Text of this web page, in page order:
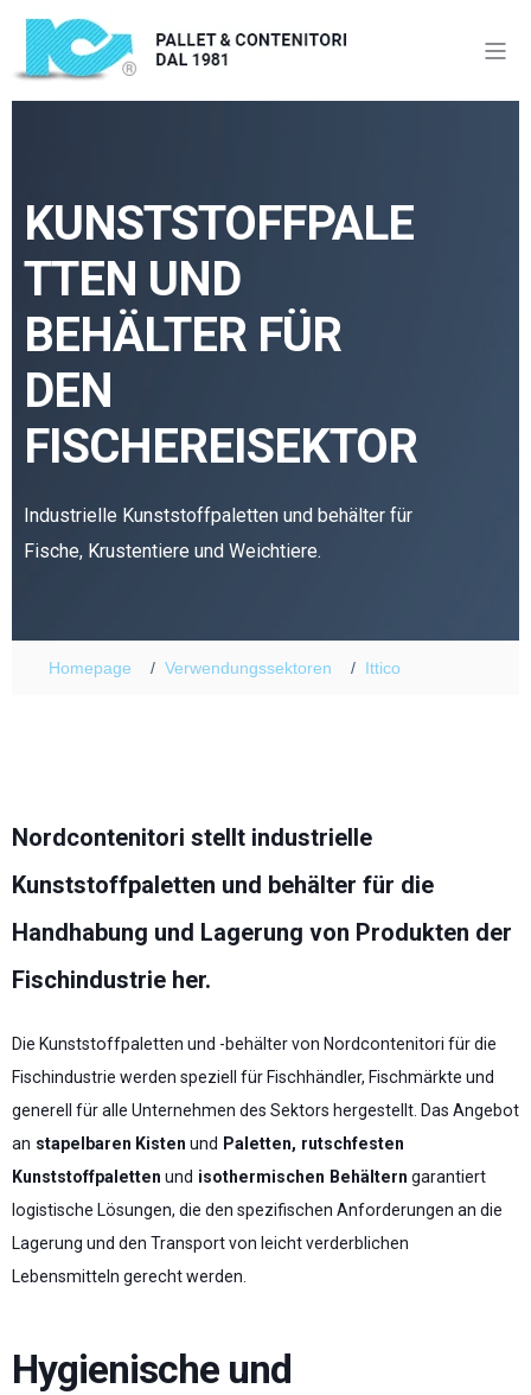
KUNSTSTOFFPALE
TTEN UND
BEHÄLTER FÜR
DEN
FISCHEREISEKTOR
Industrielle Kunststoffpaletten und behälter für
Fische, Krustentiere und Weichtiere.
Homepage Verwendungssektoren Ittico
Nordcontenitori stellt industrielle
Kunststoffpaletten und behälter für die
Handhabung und Lagerung von Produkten der
Fischindustrie her.
Die Kunststoffpaletten und -behälter von Nordcontenitori für die
Fischindustrie werden speziell für Fischhändler, Fischmärkte und
generell für alle Unternehmen des Sektors hergestellt. Das Angebot
an stapelbaren Kisten und Paletten, rutschfesten
Kunststoffpaletten und isothermischen Behältern garantiert
logistische Lösungen, die den spezifischen Anforderungen an die
Lagerung und den Transport von leicht verderblichen
Lebensmitteln gerecht werden.
Hygienische und